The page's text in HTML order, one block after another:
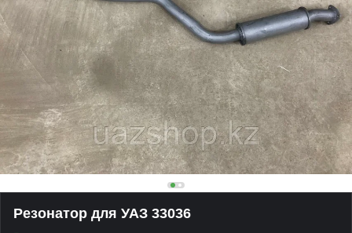
Резонатор для УАЗ 33036